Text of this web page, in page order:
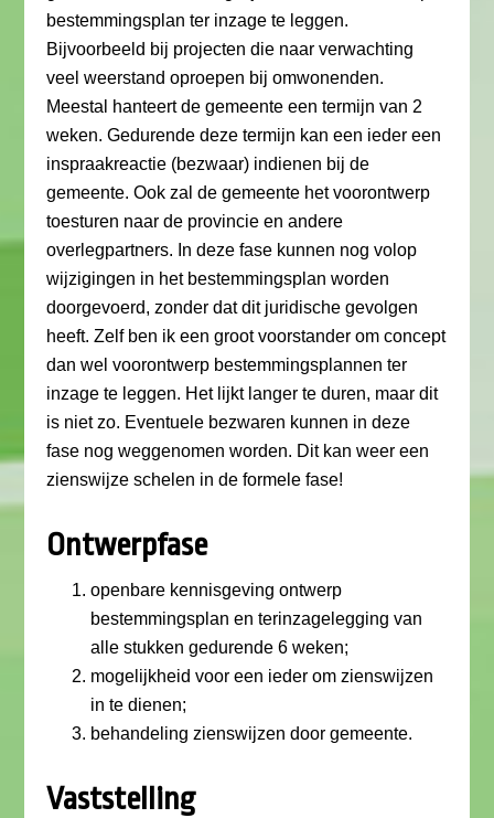
bestemmingsplan ter inzage te leggen.
Bijvoorbeeld bij projecten die naar verwachting
veel weerstand oproepen bij omwonenden.
Meestal hanteert de gemeente een termijn van 2
weken. Gedurende deze termijn kan een ieder een
inspraakreactie (bezwaar) indienen bij de
gemeente. Ook zal de gemeente het voorontwerp
toesturen naar de provincie en andere
overlegpartners. In deze fase kunnen nog volop
wijzigingen in het bestemmingsplan worden
doorgevoerd, zonder dat dit juridische gevolgen
heeft. Zelf ben ik een groot voorstander om concept
dan wel voorontwerp bestemmingsplannen ter
inzage te leggen. Het lijkt langer te duren, maar dit
is niet zo. Eventuele bezwaren kunnen in deze
fase nog weggenomen worden. Dit kan weer een
zienswijze schelen in de formele fase!
Ontwerpfase
openbare kennisgeving ontwerp
bestemmingsplan en terinzagelegging van
alle stukken gedurende 6 weken;
mogelijkheid voor een ieder om zienswijzen
in te dienen;
behandeling zienswijzen door gemeente.
Vaststelling